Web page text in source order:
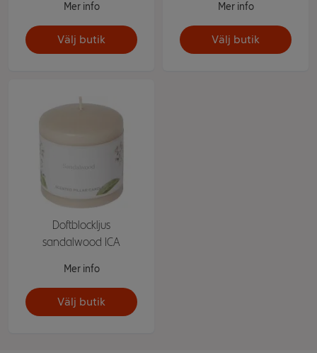
Mer info
Välj butik
Mer info
Välj butik
Doftblockljus
sandalwood ICA
Mer info
Välj butik